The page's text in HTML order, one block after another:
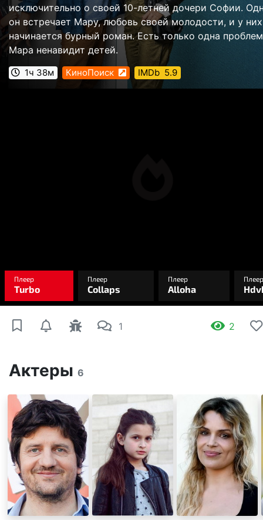
исключительно о своей 10-летней дочери Софии.
он встречает Мару, любовь своей молодости, и у них
начинается бурный роман. Есть только одна
Мара ненавидит детей.
1ч 38м КиноПоиск IMDb 5.9
1 2
Актеры 6